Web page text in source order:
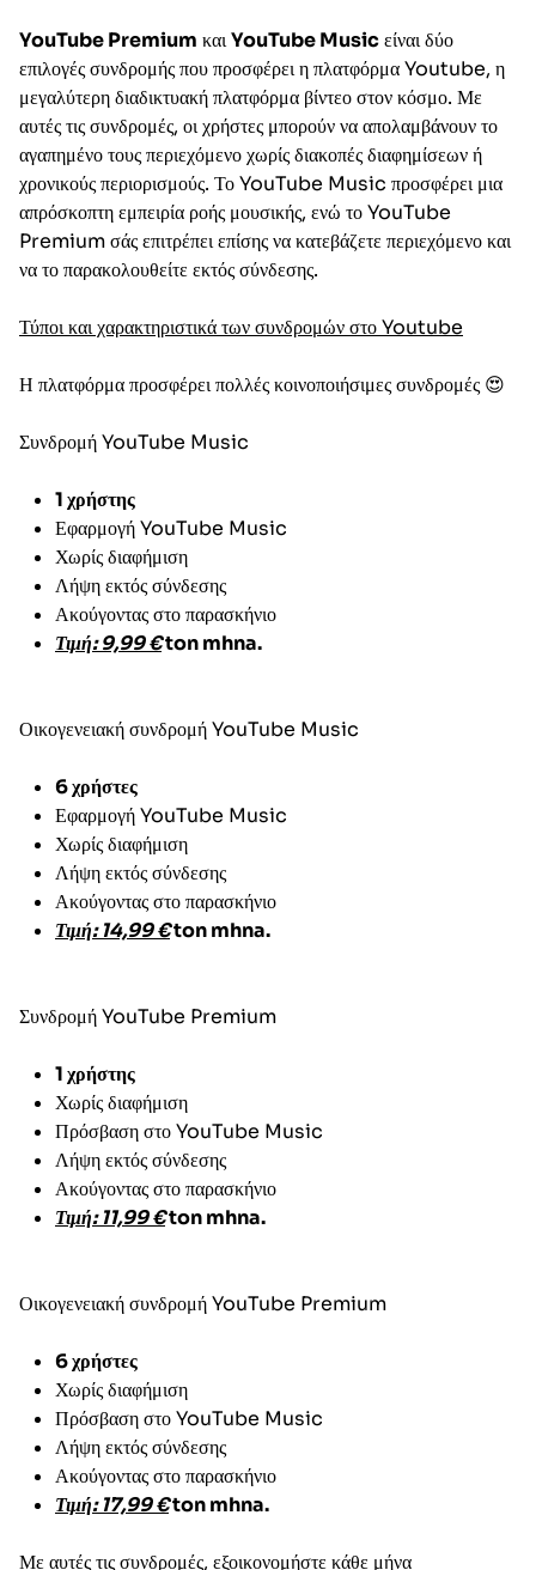
YouTube Premium καιYouTube Musicείναι δύο
επιλογές συνδρομής που προσφέρει η πλατφόρμα Youtube, η
μεγαλύτερη διαδικτυακή πλατφόρμα βίντεο στον κόσμο. Με
αυτές τις συνδρομές, οι χρήστες μπορούν να απολαμβάνουν το
αγαπημένο τους περιεχόμενο χωρίς διακοπές διαφημίσεων ή
χρονικούς περιορισμούς. Το YouTube Music προσφέρει μια
απρόσκοπτη εμπειρία ροής μουσικής, ενώ το YouTube
Premium σάς επιτρέπει επίσης να κατεβάζετε περιεχόμενο και
να το παρακολουθείτε εκτός σύνδεσης.
Τύποι και χαρακτηριστικά των συνδρομών στο Youtube
Η πλατφόρμα προσφέρει πολλές κοινοποιήσιμες συνδρομές 😍
Συνδρομή YouTube Music
1 χρήστης
Εφαρμογή YouTube Music
Χωρίς διαφήμιση
Λήψη εκτός σύνδεσης
Ακούγοντας στο παρασκήνιο
Τιμή: 9,99 €ton mhna.
Οικογενειακή συνδρομή YouTube Music
6 χρήστες
Εφαρμογή YouTube Music
Χωρίς διαφήμιση
Λήψη εκτός σύνδεσης
Ακούγοντας στο παρασκήνιο
Τιμή: 14,99 €ton mhna.
Συνδρομή YouTube Premium
1 χρήστης
Χωρίς διαφήμιση
Πρόσβαση στο YouTube Music
Λήψη εκτός σύνδεσης
Ακούγοντας στο παρασκήνιο
Τιμή: 11,99 €ton mhna.
Οικογενειακή συνδρομή YouTube Premium
6 χρήστες
Χωρίς διαφήμιση
Πρόσβαση στο YouTube Music
Λήψη εκτός σύνδεσης
Ακούγοντας στο παρασκήνιο
Τιμή: 17,99 €ton mhna.
Με αυτές τις συνδρομές, εξοικονομήστε κάθε μήνα